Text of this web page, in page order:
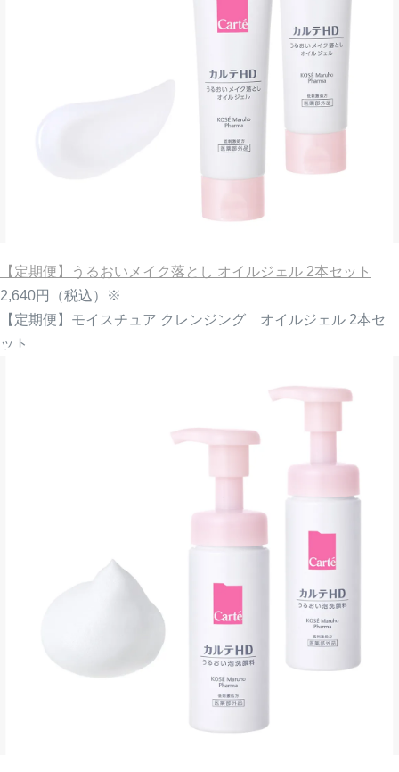
【定期便】うるおいメイク落とし オイルジェル 2本セット
2,640円
（税込）※
【定期便】モイスチュア クレンジング オイルジェル 2本セ
ット